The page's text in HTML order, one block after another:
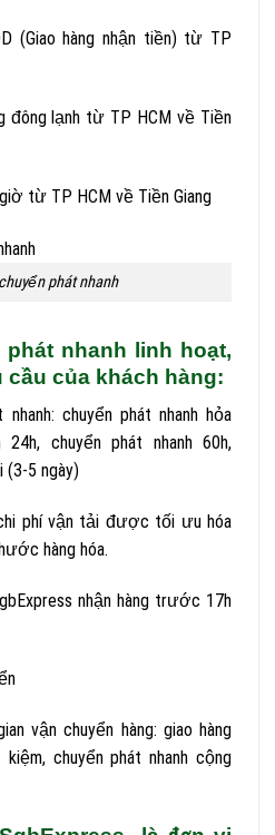
(Giao hàng nhận tiền) từ TP
đông lạnh từ TP HCM về Tiền
từ TP HCM về Tiền Giang
phát nhanh
nhanh linh hoạt,
của khách hàng:
chuyển phát nhanh hỏa
chuyển phát nhanh 60h,
(3-5 ngày)
phí vận tải được tối ưu hóa
hàng hóa.
nhận hàng trước 17h
vận chuyển hàng: giao hàng
chuyển phát nhanh cộng